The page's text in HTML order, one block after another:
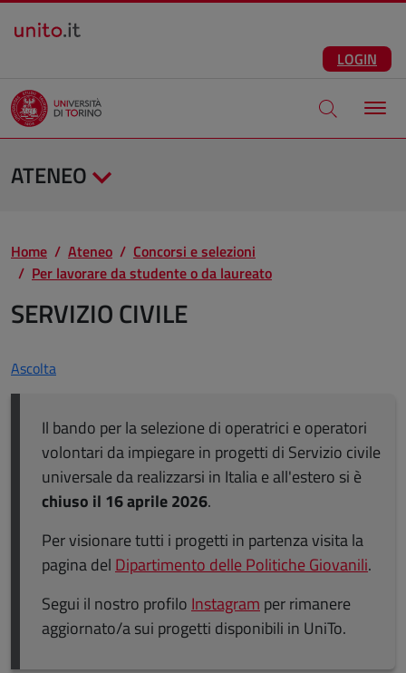
Salta al contenuto principale
LOGIN
Apri modale
ATENEO
Home Ateneo
Concorsi e selezioni
Per lavorare da studente o da laureato
SERVIZIO CIVILE
Ascolta
Il bando per la selezione di operatrici e operatori
volontari da impiegare in progetti di Servizio civile
universale da realizzarsi in Italia e all'estero si è
chiuso il 16 aprile 2026.
Per visionare tutti i progetti in partenza visita la
pagina del Dipartimento delle Politiche Giovanili.
Segui il nostro profilo Instagram per rimanere
aggiornato/a sui progetti disponibili in UniTo.